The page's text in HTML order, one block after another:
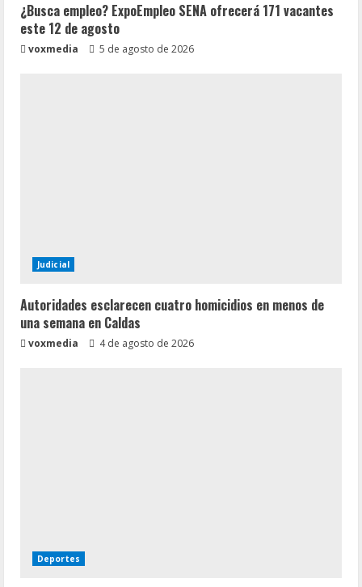
¿Busca empleo? ExpoEmpleo SENA ofrecerá 171 vacantes
este 12 de agosto
voxmedia 5 de agosto de 2026
Judicial
Autoridades esclarecen cuatro homicidios en menos de
una semana en Caldas
voxmedia 4 de agosto de 2026
Deportes